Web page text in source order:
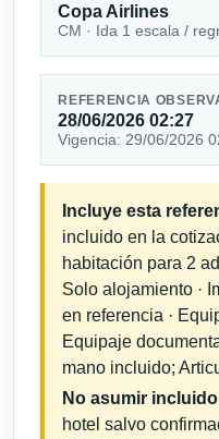
Copa Airlines
CM · Ida 1 escala /
REFERENCIA
28/06/2026 02:27
Vigencia: 29/06/2026
Incluye esta
incluido en la
habitación para 2
Solo alojamiento ·
en referencia ·
Equipaje
mano incluido;
No asumir
hotel salvo